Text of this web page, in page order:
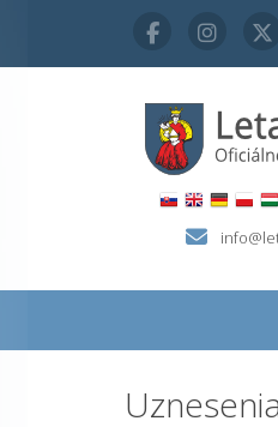
Uznesenia